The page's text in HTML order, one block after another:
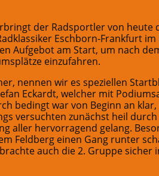
der Radsportler von heute
Eschborn-Frankfurt
Aufgebot am Start, um nach
einzufahren.
nennen wir es speziellen
Eckardt, welcher mit
bedingt war von Beginn an
versuchten zunächst heil
aller hervorragend gelang.
Feldberg einen Gang runter
auch die 2. Gruppe sicher